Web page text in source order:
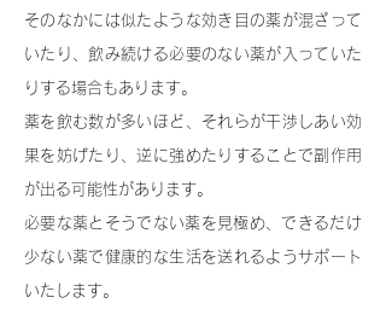
そのなかには似たような効き目の薬が混ざって
いたり、飲み続ける必要のない薬が入っていた
りする場合もあります。
薬を飲む数が多いほど、それらが干渉しあい効
果を妨げたり、逆に強めたりすることで副作用
が出る可能性があります。
​必要な薬とそうでない薬を見極め、できるだけ
少ない薬で健康的な生活を送れるようサポート
いたします。